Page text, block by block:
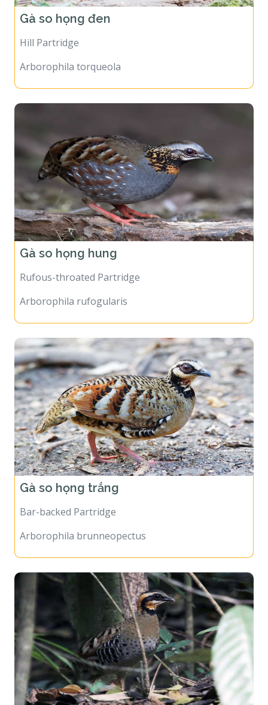
Gà so họng đen
Hill Partridge
Arborophila torqueola
Gà so họng hung
Rufous-throated Partridge
Arborophila rufogularis
Gà so họng trắng
Bar-backed Partridge
Arborophila brunneopectus